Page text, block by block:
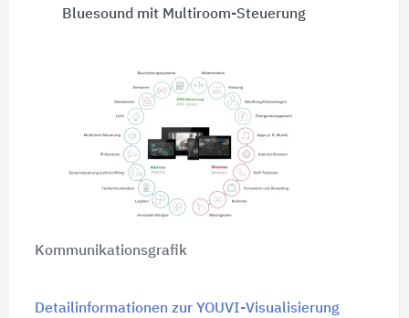
Bluesound mit Multiroom-Steuerung
Kommunikationsgrafik
Detailinformationen zur YOUVI-Visualisierung